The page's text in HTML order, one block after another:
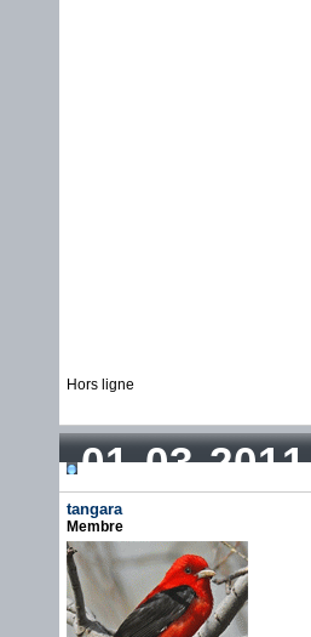
Hors ligne
01-03-
tangara
Membre